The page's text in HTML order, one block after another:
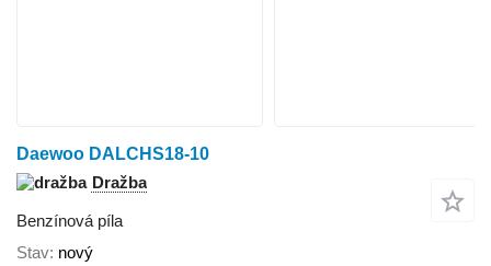
Daewoo DALCHS18-10
Dražba
Benzínová píla
Stav nový